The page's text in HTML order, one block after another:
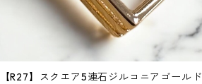
【R27】スクエア5連石ジルコニアゴールド